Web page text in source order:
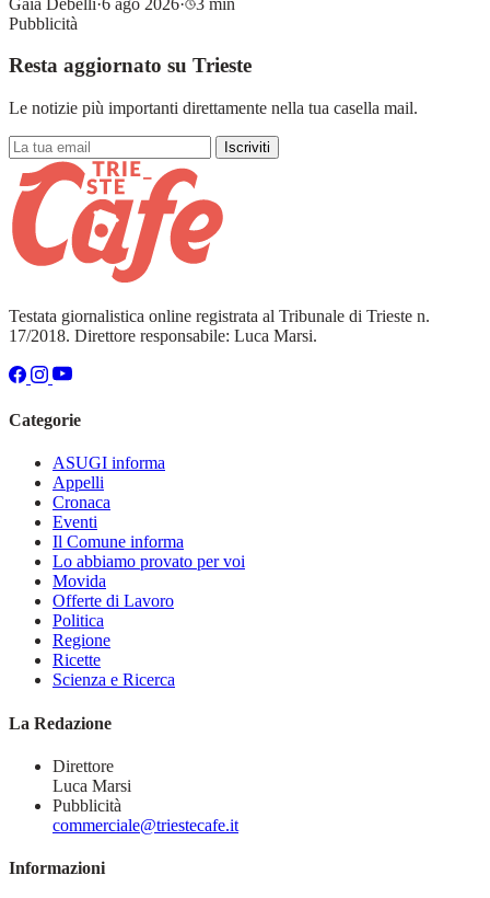
Pubblicità
Resta aggiornato su Trieste
Le notizie più importanti direttamente nella tua casella mail.
Iscriviti
Testata giornalistica online registrata al Tribunale di Trieste n.
17/2018. Direttore responsabile: Luca Marsi.
Categorie
ASUGI informa
Appelli
Cronaca
Eventi
Il Comune informa
Lo abbiamo provato per voi
Movida
Offerte di Lavoro
Politica
Regione
Ricette
Scienza e Ricerca
La Redazione
Direttore
Luca Marsi
Pubblicità
commerciale@triestecafe.it
Informazioni